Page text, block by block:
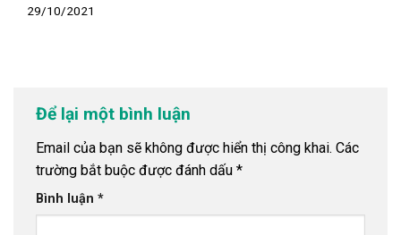
29/10/2021
Để lại một bình luận
Email của bạn sẽ không được hiển thị công khai. Các
trường bắt buộc được đánh dấu *
Bình luận *